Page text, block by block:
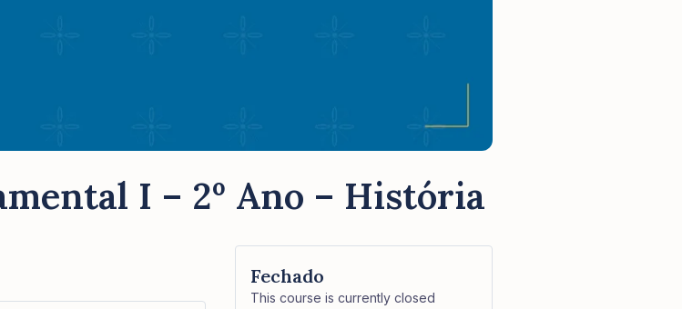
I – 2º Ano – História
Fechado
This course is currently closed